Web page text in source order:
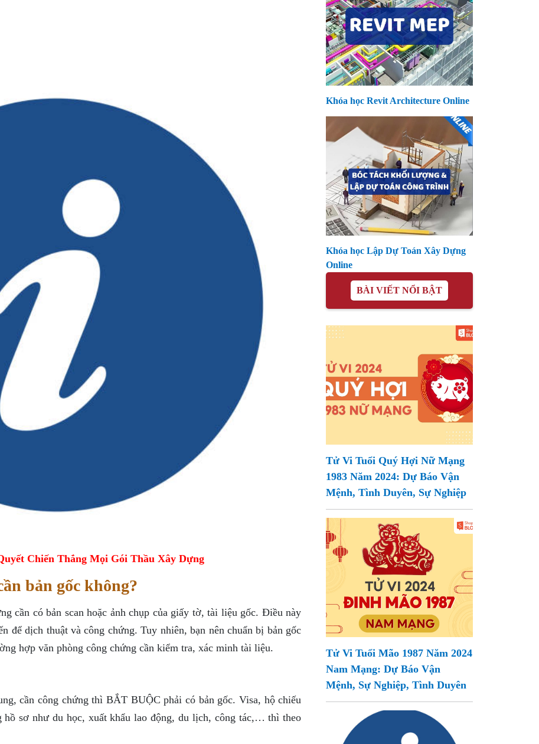
Chiến Thắng Mọi Gói Thầu Xây Dựng
bản gốc không?
cần có bản scan hoặc ảnh chụp của giấy tờ, tài liệu gốc. Điều này
để dịch thuật và công chứng. Tuy nhiên, bạn nên chuẩn bị bản gốc
hợp văn phòng công chứng cần kiểm tra, xác minh tài liệu.
cần công chứng thì BẮT BUỘC phải có bản gốc. Visa, hộ chiếu
hồ sơ như du học, xuất khẩu lao động, du lịch, công tác,… thì theo
Khóa học Revit Architecture Online
Khóa học Lập Dự Toán Xây Dựng
Online
BÀI VIẾT NỔI BẬT
Tử Vi Tuổi Quý Hợi Nữ Mạng
1983 Năm 2024: Dự Báo Vận
Mệnh, Tình Duyên, Sự Nghiệp
Tử Vi Tuổi Mão 1987 Năm 2024
Nam Mạng: Dự Báo Vận
Mệnh, Sự Nghiệp, Tình Duyên